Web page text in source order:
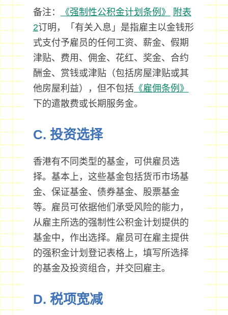
备注： 《强制性公积金计划条例》
附表
2订明，「有关入息」是指雇主以金钱形
式支付予雇员的任何工资、薪金、假期
津贴、费用、佣金、花红、奖金、合约
酬金、赏钱或津贴（包括房屋津贴或其
他房屋利益），但不包括《雇佣条例》
下的遣散费或长期服务金。
C. 投资选择
香港有不同类型的基金，可供雇员选
择。基本上，这些基金包括货币市场基
金、保证基金、债券基金、股票基金
等。雇员可依据他们承受风险的能力，
从雇主所选的强制性公积金计划提供的
基金中，作出选择。雇员可在雇主提供
的强积金计划登记表格上，填写所选择
的基金及投资组合，并交回雇主。
D. 税项宽减